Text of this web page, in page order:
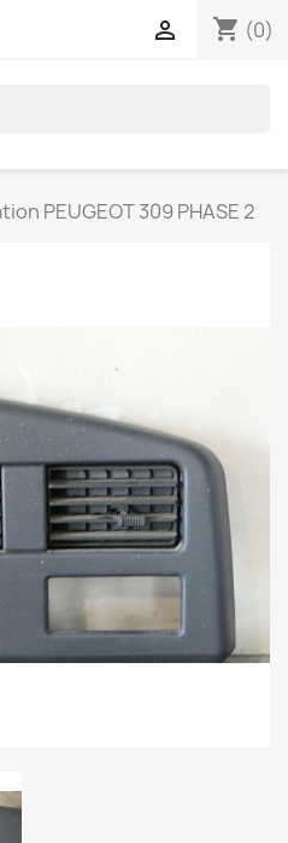
shopping_cart (0)

PEUGEOT 309 PHASE 2